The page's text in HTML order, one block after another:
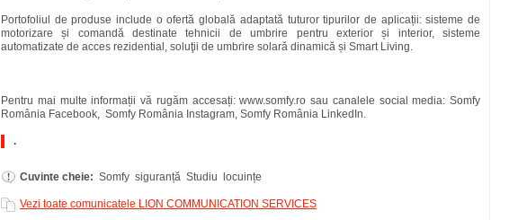
Portofoliul de produse include o ofertă globală adaptată tuturor tipurilor de aplicații: sisteme de
motorizare și comandă destinate tehnicii de umbrire pentru exterior și interior, sisteme
automatizate de acces rezidential, soluţii de umbrire solară dinamică și Smart Living.
Pentru mai multe informații vă rugăm accesați: www.somfy.ro sau canalele social media: Somfy
România Facebook, Somfy România Instagram, Somfy România LinkedIn.
.
Cuvinte cheie: Somfy siguranță Studiu locuințe
Vezi toate comunicatele LION COMMUNICATION SERVICES